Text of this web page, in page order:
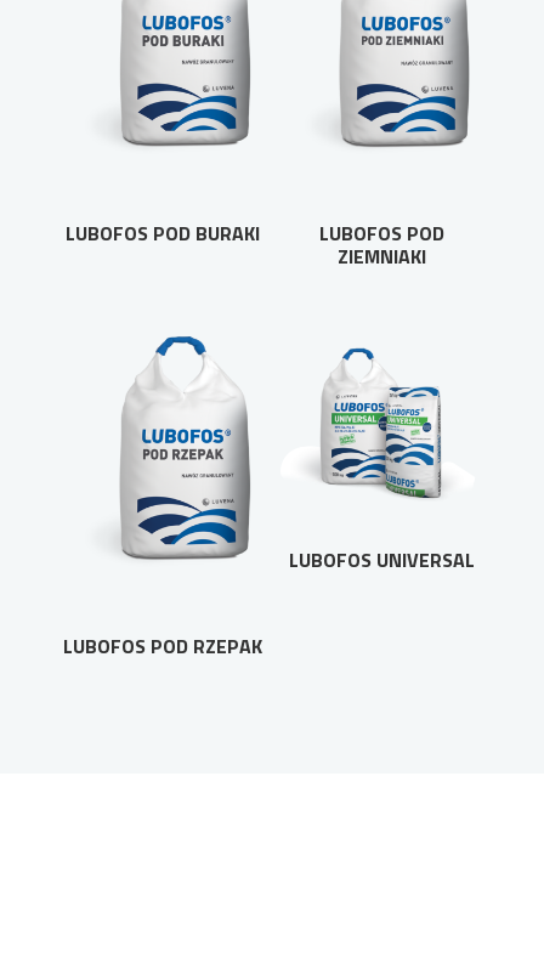
LUBOFOS POD BURAKI LUBOFOS POD
ZIEMNIAKI
LUBOFOS POD RZEPAK
LUBOFOS UNIVERSAL